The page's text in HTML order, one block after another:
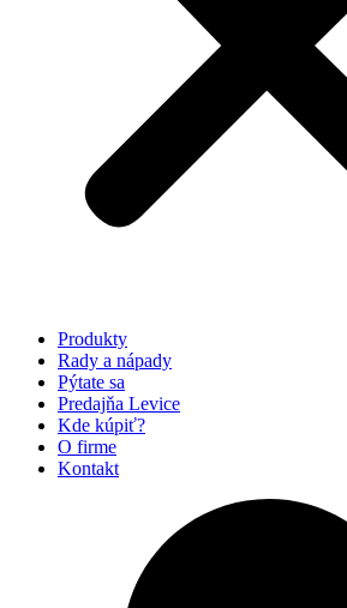
Produkty
Rady a nápady
Pýtate sa
Predajňa Levice
Kde kúpiť?
O firme
Kontakt